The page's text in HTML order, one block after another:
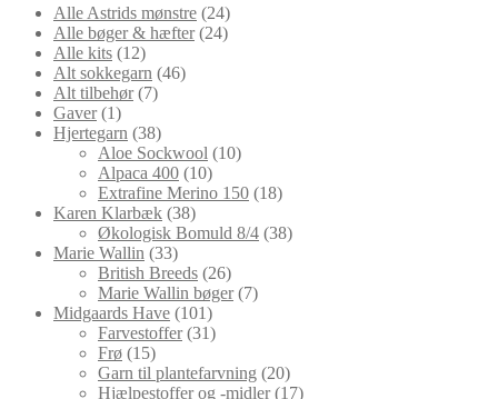
Alle Astrids mønstre 2424
varer
Alle bøger & hæfter 2424
Alle kits 1212
varer
Alt sokkegarn 4646
Alt tilbehør 77
Gaver 11
vare
Hjertegarn 3838
varer
Aloe Sockwool 1010
Alpaca 400 1010
varer
Extrafine Merino 150 1818
Karen Klarbæk 3838
varer
Økologisk Bomuld 8/4 3838
Marie Wallin 3333
varer
British Breeds 2626
varer
Marie Wallin bøger 77
Midgaards Have 101101
varer
Farvestoffer 3131
Frø 1515
varer
Garn til plantefarvning 2020
varer
Hjælpestoffer og -midler 1717